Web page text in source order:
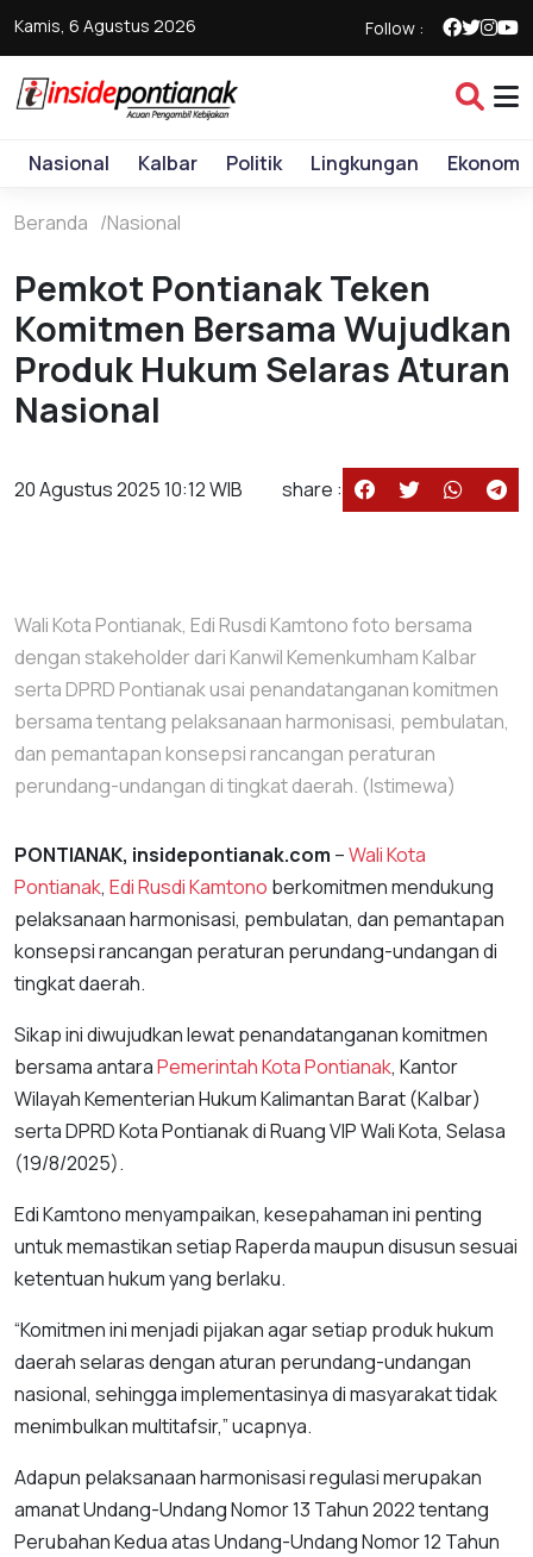
Kamis, 6 Agustus 2026 Follow :
Nasional Kalbar Politik Lingkungan Ekonomi
Beranda Nasional
Pemkot Pontianak Teken
Komitmen Bersama Wujudkan
Produk Hukum Selaras Aturan
Nasional
20 Agustus 2025 10:12 WIB share :
Wali Kota Pontianak, Edi Rusdi Kamtono foto bersama
dengan stakeholder dari Kanwil Kemenkumham Kalbar
serta DPRD Pontianak usai penandatanganan komitmen
bersama tentang pelaksanaan harmonisasi, pembulatan,
dan pemantapan konsepsi rancangan peraturan
perundang-undangan di tingkat daerah. (Istimewa)
PONTIANAK, insidepontianak.com –Wali Kota
Pontianak, Edi Rusdi Kamtono berkomitmen mendukung
pelaksanaan harmonisasi, pembulatan, dan pemantapan
konsepsi rancangan peraturan perundang-undangan di
tingkat daerah.
Sikap ini diwujudkan lewat penandatanganan komitmen
bersama antaraPemerintah Kota Pontianak, Kantor
Wilayah Kementerian Hukum Kalimantan Barat (Kalbar)
serta DPRD Kota Pontianak di Ruang VIP Wali Kota, Selasa
(19/8/2025).
Edi Kamtono menyampaikan, kesepahaman ini penting
untuk memastikan setiap Raperda maupun disusun sesuai
ketentuan hukum yang berlaku.
“Komitmen ini menjadi pijakan agar setiap produk hukum
daerah selaras dengan aturan perundang-undangan
nasional, sehingga implementasinya di masyarakat tidak
menimbulkan multitafsir,” ucapnya.
Adapun pelaksanaan harmonisasi regulasi merupakan
amanat Undang-Undang Nomor 13 Tahun 2022 tentang
Perubahan Kedua atas Undang-Undang Nomor 12 Tahun